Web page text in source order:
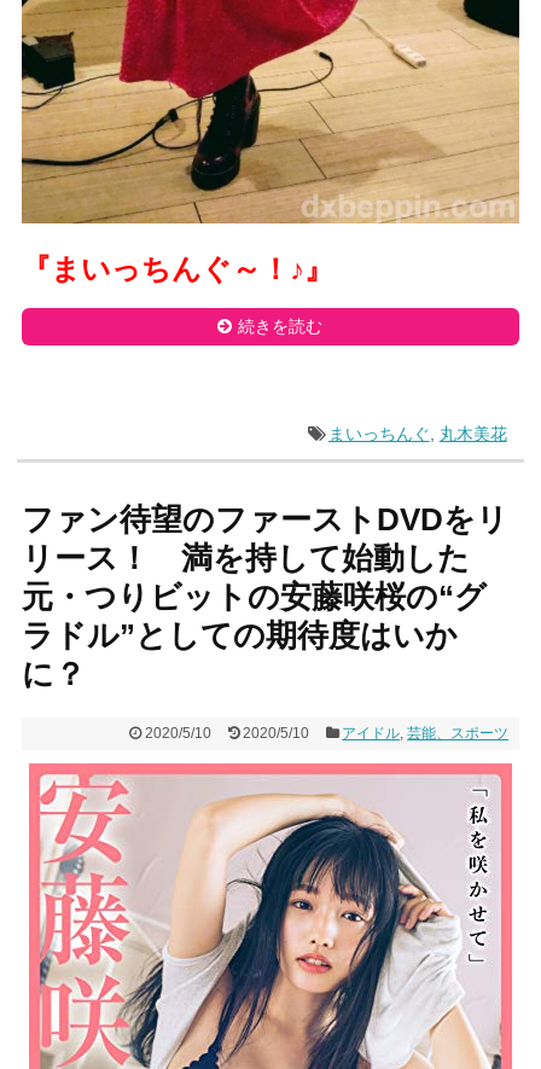
『まいっちんぐ～！ ♪』
続きを読む
まいっちんぐ 丸木美花
ファン待望のファーストDVDをリ
リース！ 満を持して始動した
元・つりビットの安藤咲桜の“グ
ラドル”としての期待度はいか
に？
2020/5/10 2020/5/10 アイドル ,芸能、スポーツ